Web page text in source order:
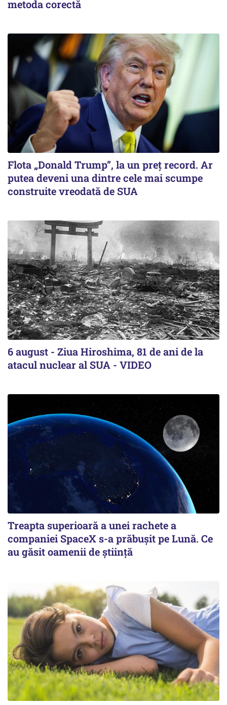
metoda corectă
Flota „Donald Trump”, la un preț record. Ar
putea deveni una dintre cele mai scumpe
construite vreodată de SUA
6 august - Ziua Hiroshima, 81 de ani de la
atacul nuclear al SUA - VIDEO
Treapta superioară a unei rachete a
companiei SpaceX s-a prăbușit pe Lună. Ce
au găsit oamenii de știință